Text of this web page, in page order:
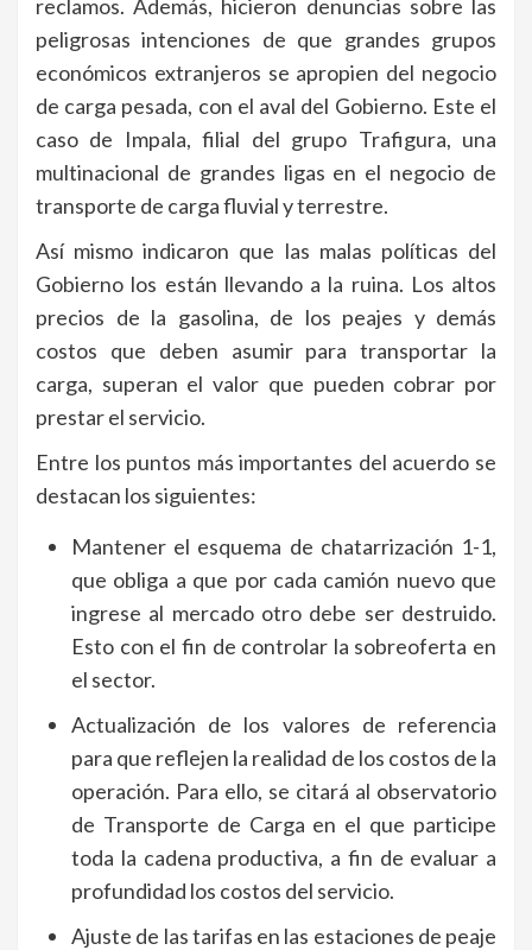
reclamos. Además, hicieron denuncias sobre las
peligrosas intenciones de que grandes grupos
económicos extranjeros se apropien del negocio
de carga pesada, con el aval del Gobierno. Este el
caso de Impala, filial del grupo Trafigura, una
multinacional de grandes ligas en el negocio de
transporte de carga fluvial y terrestre.
Así mismo indicaron que las malas políticas del
Gobierno los están llevando a la ruina. Los altos
precios de la gasolina, de los peajes y demás
costos que deben asumir para transportar la
carga, superan el valor que pueden cobrar por
prestar el servicio.
Entre los puntos más importantes del acuerdo se
destacan los siguientes:
Mantener el esquema de chatarrización 1-1,
que obliga a que por cada camión nuevo que
ingrese al mercado otro debe ser destruido.
Esto con el fin de controlar la sobreoferta en
el sector.
Actualización de los valores de referencia
para que reflejen la realidad de los costos de la
operación. Para ello, se citará al observatorio
de Transporte de Carga en el que participe
toda la cadena productiva, a fin de evaluar a
profundidad los costos del servicio.
Ajuste de las tarifas en las estaciones de peaje